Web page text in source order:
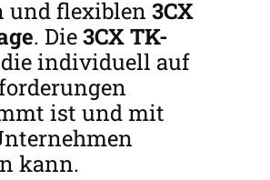
und flexiblen 3CX
. Die3CXTK-
die individuell auf
ist und mit
kann.